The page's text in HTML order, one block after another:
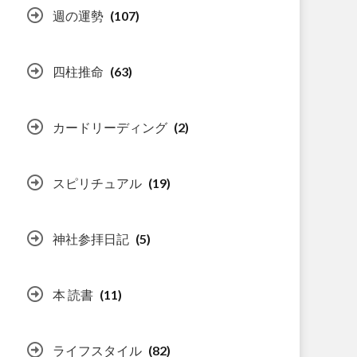
週の運勢 (107)
四柱推命 (63)
カードリーディング (2)
スピリチュアル (19)
神社参拝日記 (5)
本 読書 (11)
ライフスタイル (82)